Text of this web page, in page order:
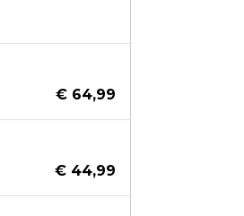
€ 64,99
€ 44,99